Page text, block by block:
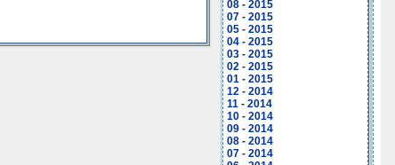
08 - 2015
07 - 2015
05 - 2015
04 - 2015
03 - 2015
02 - 2015
01 - 2015
12 - 2014
11 - 2014
10 - 2014
09 - 2014
08 - 2014
07 - 2014